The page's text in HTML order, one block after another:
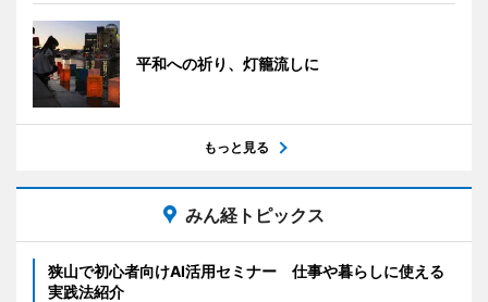
平和への祈り、灯籠流しに
もっと見る
みん経トピックス
狭山で初心者向けAI活用セミナー 仕事や暮らしに使える
実践法紹介